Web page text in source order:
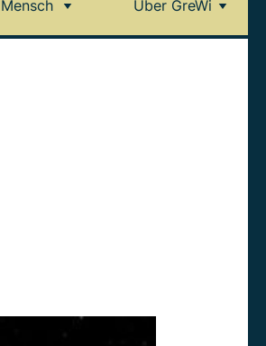
Mensch Über GreWi